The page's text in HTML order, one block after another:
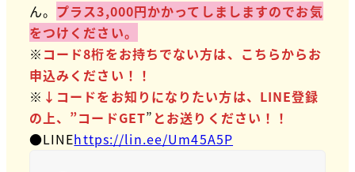
ん。 プラス3,000円かかってしましますのでお気
をつけください。
※ コード8桁をお持ちでない方は、こちらからお
申込みください！！
※ ↓コードをお知りになりたい方は、LINE登録
の上、”コードGET” とお送りください！！
●LINEhttps://lin.ee/Um45A5P